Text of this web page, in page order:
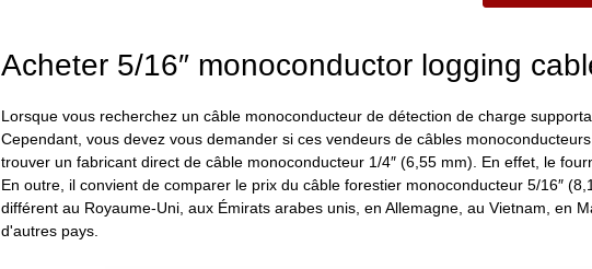
Acheter 5/16″ monoconductor logging
Lorsque vous recherchez un câble monoconducteur de détection de charge
Cependant, vous devez vous demander si ces vendeurs de câbles
trouver un fabricant direct de câble monoconducteur 1/4″ (6,55 mm). En effet, le
En outre, il convient de comparer le prix du câble forestier monoconducteur 5/16″
différent au Royaume-Uni, aux Émirats arabes unis, en Allemagne, au Vietnam, en
d'autres pays.